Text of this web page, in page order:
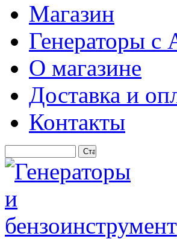
Магазин
Генераторы с
О магазине
Доставка и
Контакты